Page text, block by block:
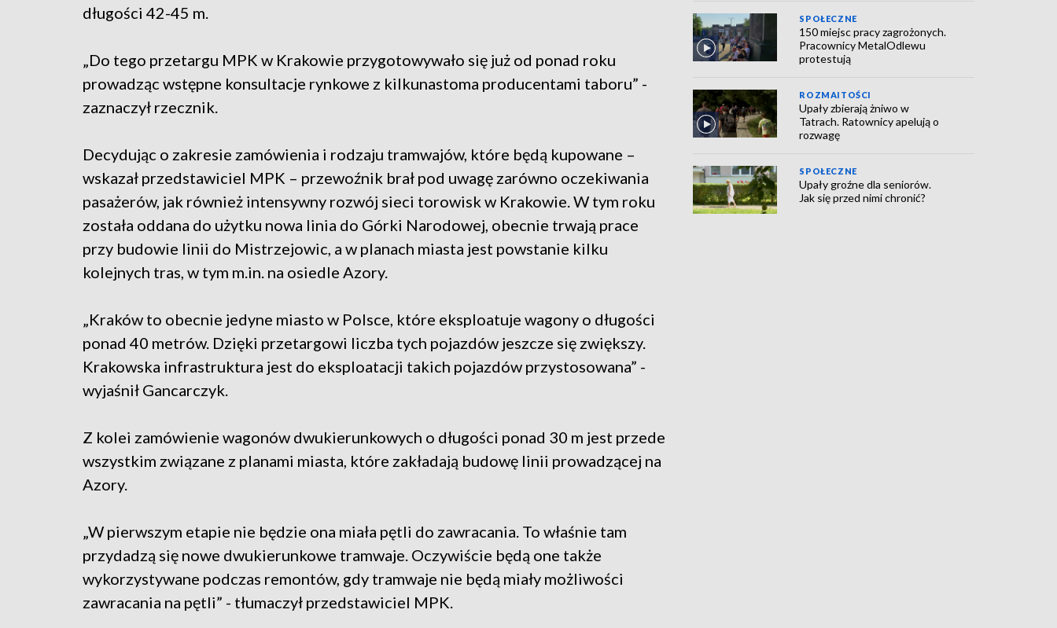
długości 42-45 m.
„Do tego przetargu MPK w Krakowie przygotowywało się już od ponad roku
prowadząc wstępne konsultacje rynkowe z kilkunastoma producentami taboru” -
zaznaczył rzecznik.
Decydując o zakresie zamówienia i rodzaju tramwajów, które będą kupowane –
wskazał przedstawiciel MPK – przewoźnik brał pod uwagę zarówno oczekiwania
pasażerów, jak również intensywny rozwój sieci torowisk w Krakowie. W tym roku
została oddana do użytku nowa linia do Górki Narodowej, obecnie trwają prace
przy budowie linii do Mistrzejowic, a w planach miasta jest powstanie kilku
kolejnych tras, w tym m.in. na osiedle Azory.
„Kraków to obecnie jedyne miasto w Polsce, które eksploatuje wagony o długości
ponad 40 metrów. Dzięki przetargowi liczba tych pojazdów jeszcze się zwiększy.
Krakowska infrastruktura jest do eksploatacji takich pojazdów przystosowana” -
wyjaśnił Gancarczyk.
Z kolei zamówienie wagonów dwukierunkowych o długości ponad 30 m jest przede
wszystkim związane z planami miasta, które zakładają budowę linii prowadzącej na
Azory.
„W pierwszym etapie nie będzie ona miała pętli do zawracania. To właśnie tam
przydadzą się nowe dwukierunkowe tramwaje. Oczywiście będą one także
wykorzystywane podczas remontów, gdy tramwaje nie będą miały możliwości
zawracania na pętli” - tłumaczył przedstawiciel MPK.
SPOŁECZNE
150 miejsc pracy zagrożonych.
Pracownicy MetalOdlewu
protestują
ROZMAITOŚCI
Upały zbierają żniwo w
Tatrach. Ratownicy apelują o
rozwagę
SPOŁECZNE
Upały groźne dla seniorów.
Jak się przed nimi chronić?